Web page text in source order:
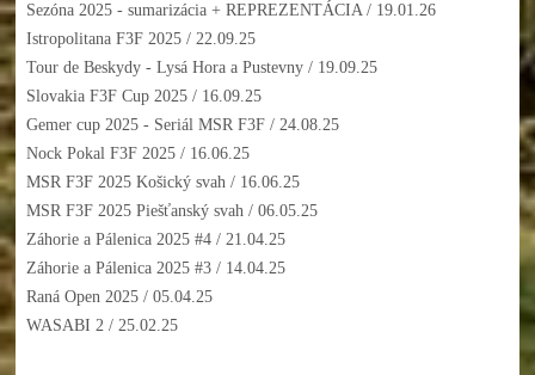
Sezóna 2025 - sumarizácia + REPREZENTÁCIA/ 19.01.26
Istropolitana F3F 2025/ 22.09.25
Tour de Beskydy - Lysá Hora a Pustevny/ 19.09.25
Slovakia F3F Cup 2025/ 16.09.25
Gemer cup 2025 - Seriál MSR F3F/ 24.08.25
Nock Pokal F3F 2025/ 16.06.25
MSR F3F 2025 Košický svah/ 16.06.25
MSR F3F 2025 Piešťanský svah/ 06.05.25
Záhorie a Pálenica 2025 #4/ 21.04.25
Záhorie a Pálenica 2025 #3/ 14.04.25
Raná Open 2025/ 05.04.25
WASABI 2/ 25.02.25